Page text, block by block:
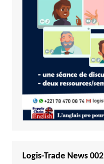
Logis-Trade News 002